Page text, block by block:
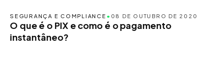
SEGURANÇA E COMPLIANCE • 08 DE OUTUBRO DE 2020
O que é o PIX e como é o pagamento
instantâneo?